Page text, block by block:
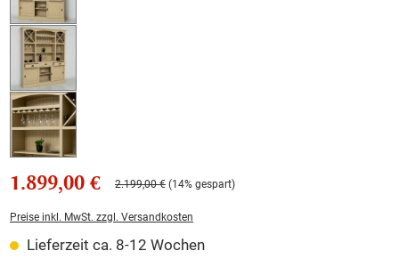
1.899,00 € 2.199,00 € (14% gespart)
Preise inkl. MwSt. zzgl. Versandkosten
Lieferzeit ca. 8-12 Wochen